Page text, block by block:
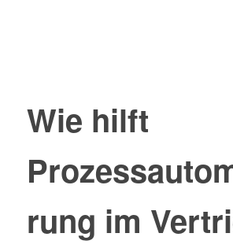
Wie hilft
rung im